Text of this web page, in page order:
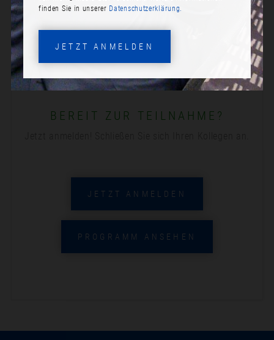
10:00
BEREIT ZUR TEILNAHME?
JETZT ANMELDEN
PROGRAMM ANSEHEN
finden Sie in unserer Datenschutzerklärung.
JETZT ANMELDEN